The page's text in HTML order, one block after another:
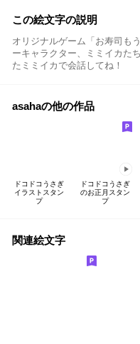
この絵文字の説明
オリジナルゲーム「お寿司も
ーキャラクター、ミミイカた
たミミイカで会話してね！
asahaの他の作品
ドコドコうさぎ
イラストスタン
プ
ドコドコうさぎ
のお正月スタン
プ
関連絵文字